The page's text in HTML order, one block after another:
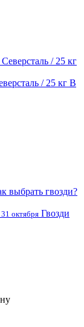
/ 25 кг В
выбрать гвозди?
31 октября Гвозди